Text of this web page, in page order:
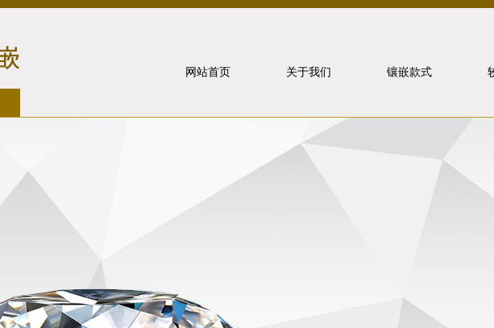
网站首页 关于我们
联系我们
重要事件
镶嵌款式